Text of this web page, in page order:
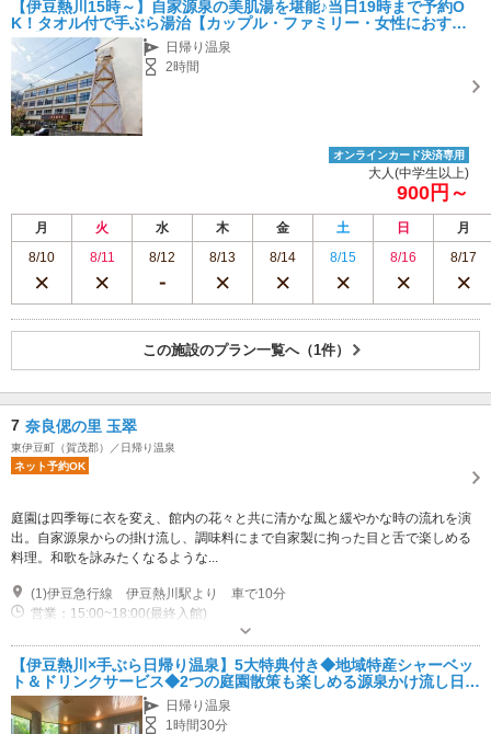
【伊豆熱川15時～】自家源泉の美肌湯を堪能♪当日19時まで予約O
K！タオル付で手ぶら湯治【カップル・ファミリー・女性におすす
め♪】
日帰り温泉
2時間
オンラインカード決済専用
大人(中学生以上)
900円～
月 火 水 木 金 土 日
月
8/10
8/11 8/12 8/13 8/14 8/15 8/16 8/17
この施設のプラン一覧へ（1件）
7 奈良偲の里 玉翠
東伊豆町（賀茂郡）／日帰り温泉
ネット予約OK
庭園は四季毎に衣を変え、館内の花々と共に清かな風と緩やかな時の流れを演
出。自家源泉からの掛け流し、調味料にまで自家製に拘った目と舌で楽しめる
料理。和歌を詠みたくなるような...
(1)伊豆急行線 伊豆熱川駅より 車で10分
営業：15:00~18:00(最終入館)
【伊豆熱川×手ぶら日帰り温泉】5大特典付き◆地域特産シャーベッ
ト＆ドリンクサービス◆2つの庭園散策も楽しめる源泉かけ流し日帰
り入浴プラン（タオルセット付）《カップル・女性におすすめ》
日帰り温泉
1時間30分